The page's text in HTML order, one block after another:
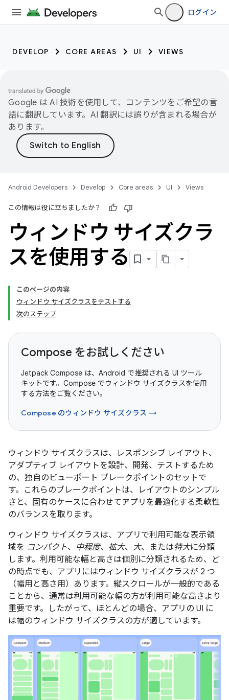
ログイン
DEVELOP CORE AREAS UI VIEWS
Google は AI 技術を使用して、コンテンツをご希望の言
語に翻訳しています。AI 翻訳には誤りが含まれる場合が
あります。
Android Developers Develop Core areas UI Views
この情報は役に立ちましたか？
ウィンドウ サイズクラ
スを使用する
このページの内容
ウィンドウ サイズクラスをテストする
次のステップ
Compose をお試しください
Jetpack Compose は、Android で推奨される UI ツール
キットです。Compose でウィンドウ サイズクラスを使用
する方法をご覧ください。
Compose のウィンドウ サイズクラス →
ウィンドウ サイズクラスは、レスポンシブ レイアウト、
アダプティブ レイアウトを設計、開発、テストするため
の、独自のビューポート ブレークポイントのセットで
す。これらのブレークポイントは、レイアウトのシンプル
さと、固有のケースに合わせてアプリを最適化する柔軟性
のバランスを取ります。
ウィンドウ サイズクラスは、アプリで利用可能な表示領
域を コンパクト、 中程度、 拡大、 大、または特大に分類
します。利用可能な幅と高さは個別に分類されるため、ど
の時点でも、アプリにはウィンドウ サイズクラスが 2 つ
（幅用と高さ用）あります。縦スクロールが一般的である
ことから、通常は利用可能な幅の方が利用可能な高さより
重要です。したがって、ほとんどの場合、アプリの UI に
は幅のウィンドウ サイズクラスの方が適しています。